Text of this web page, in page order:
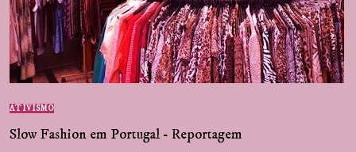
ATIVISMO
Slow Fashion em Portugal - Reportagem